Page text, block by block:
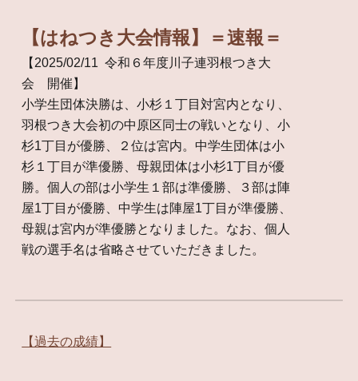
【はねつき大会情報】＝速報＝
【 2025/02/11 令和 ６年度川子連羽根つき大
会 開催 】
小学生団体決勝は、小杉１丁目対宮内となり、
羽根つき大会初の中原区同士の戦いとなり、小
杉1丁目が優勝、２位は宮内。中学生団体は小
杉１丁目が準優勝、母親団体は小杉1丁目が優
勝。個人の部は小学生１部は準優勝、３部は陣
屋1丁目が優勝、中学生は陣屋1丁目が準優勝、
母親は宮内が準優勝となりました。なお、個人
戦の選手名は省略させていただきました。
【過去の成績】